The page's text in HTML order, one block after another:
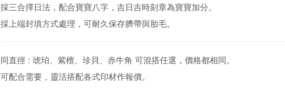
採三合擇日法，配合寶寶八字，吉日吉時刻章為寶寶加分。
採上端封填方式處理，可耐久保存臍帶與胎毛。
同直徑 : 琥珀、紫檀、珍貝、赤牛角 可混搭任選，價格都相同。
可配合需要，靈活搭配各式印材作報價。